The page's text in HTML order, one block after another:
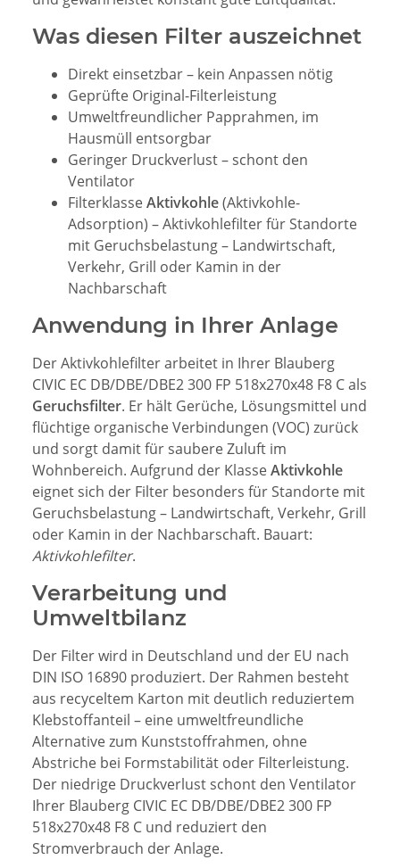
Was diesen Filter auszeichnet
Direkt einsetzbar – kein Anpassen nötig
Geprüfte Original-Filterleistung
Umweltfreundlicher Papprahmen, im
Hausmüll entsorgbar
Geringer Druckverlust – schont den
Ventilator
FilterklasseAktivkohle(Aktivkohle-
Adsorption) – Aktivkohlefilter für Standorte
mit Geruchsbelastung – Landwirtschaft,
Verkehr, Grill oder Kamin in der
Nachbarschaft
Anwendung in Ihrer Anlage
Der Aktivkohlefilter arbeitet in Ihrer Blauberg
CIVIC EC DB/DBE/DBE2 300 FP 518x270x48 F8 C als
Geruchsfilter. Er hält Gerüche, Lösungsmittel und
flüchtige organische Verbindungen (VOC) zurück
und sorgt damit für saubere Zuluft im
Wohnbereich. Aufgrund der KlasseAktivkohle
eignet sich der Filter besonders für Standorte mit
Geruchsbelastung – Landwirtschaft, Verkehr, Grill
oder Kamin in der Nachbarschaft. Bauart:
Aktivkohlefilter.
Verarbeitung und
Umweltbilanz
Der Filter wird in Deutschland und der EU nach
DIN ISO 16890 produziert. Der Rahmen besteht
aus recyceltem Karton mit deutlich reduziertem
Klebstoffanteil – eine umweltfreundliche
Alternative zum Kunststoffrahmen, ohne
Abstriche bei Formstabilität oder Filterleistung.
Der niedrige Druckverlust schont den Ventilator
Ihrer Blauberg CIVIC EC DB/DBE/DBE2 300 FP
518x270x48 F8 C und reduziert den
Stromverbrauch der Anlage.